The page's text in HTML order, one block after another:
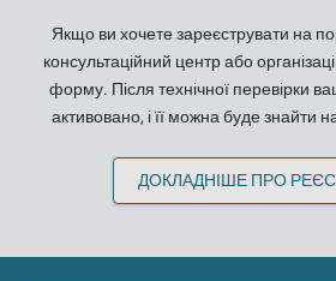
Якщо ви хочете зареєструвати на
консультаційний центр або
форму. Після технічної перевірки
активовано, і її можна буде знайти
ДОКЛАДНІШЕ ПРО